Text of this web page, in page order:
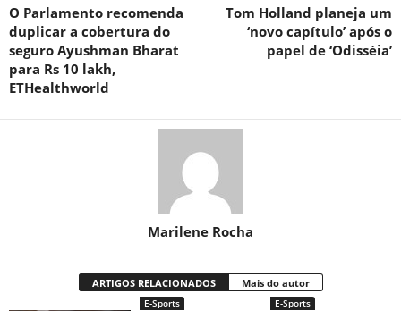
O Parlamento recomenda
duplicar a cobertura do
seguro Ayushman Bharat
para Rs 10 lakh,
ETHealthworld
Tom Holland planeja um
‘novo capítulo’ após o
papel de ‘Odisséia’
Marilene Rocha
ARTIGOS RELACIONADOS Mais do autor
E-Sports E-Sports